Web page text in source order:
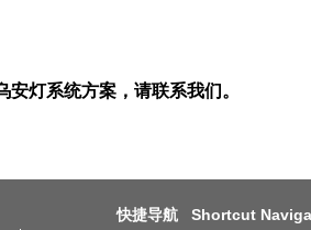
灯系统方案，请联系我们。
快捷导航 Shortcut